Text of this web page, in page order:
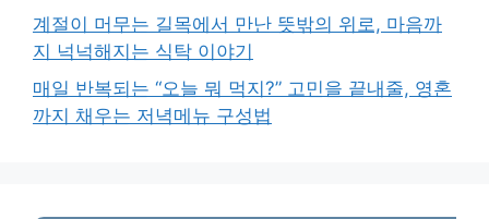
계절이 머무는 길목에서 만난 뜻밖의 위로, 마음까
지 넉넉해지는 식탁 이야기
매일 반복되는 “오늘 뭐 먹지?” 고민을 끝내줄, 영혼
까지 채우는 저녁메뉴 구성법